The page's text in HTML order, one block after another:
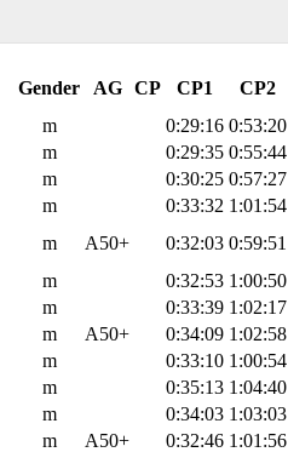
Gender AG CP CP1 CP2
m 0:29:16 0:53:20
m 0:29:35 0:55:44
m 0:30:25 0:57:27
m 0:33:32 1:01:54
m Α50+ 0:32:03 0:59:51
m 0:32:53 1:00:50
m 0:33:39 1:02:17
m Α50+ 0:34:09 1:02:58
m 0:33:10 1:00:54
m 0:35:13 1:04:40
m 0:34:03 1:03:03
m Α50+ 0:32:46 1:01:56